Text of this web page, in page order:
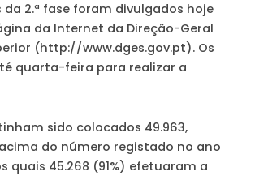
da 2.ª fase foram divulgados hoje
da Internet da Direção-Geral
(http://www.dges.gov.pt). Os
quarta-feira para realizar a
tinham sido colocados 49.963,
do número registado no ano
quais 45.268 (91%) efetuaram a